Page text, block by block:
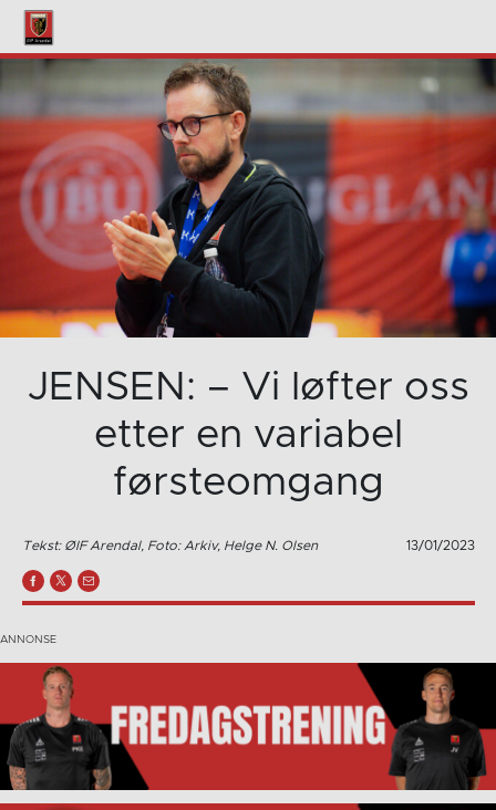
JENSEN: – Vi løfter oss
etter en variabel
førsteomgang
Tekst: ØIF Arendal, Foto: Arkiv, Helge N. Olsen 13/01/2023